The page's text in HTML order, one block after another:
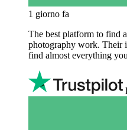
1 giorno fa
The best platform to find
photography work. Their
find almost everything